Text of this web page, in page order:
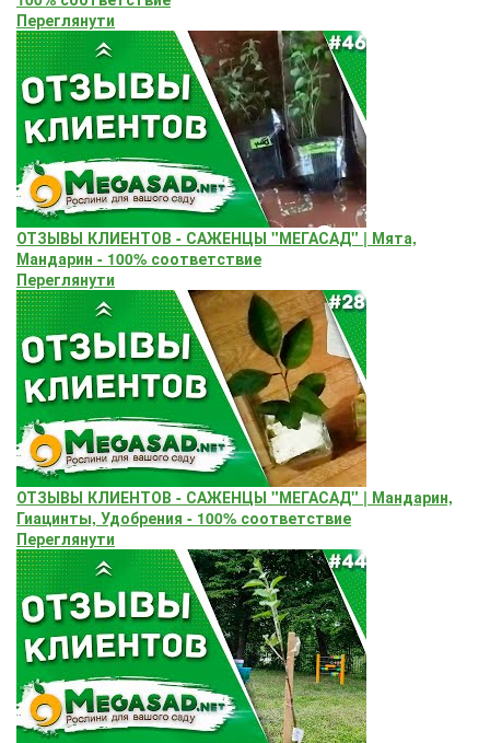
Переглянути
ОТЗЫВЫ КЛИЕНТОВ - САЖЕНЦЫ "МЕГАСАД" | Мята,
Мандарин - 100% соответствие
Переглянути
ОТЗЫВЫ КЛИЕНТОВ - САЖЕНЦЫ "МЕГАСАД" | Мандарин,
Гиацинты, Удобрения - 100% соответствие
Переглянути